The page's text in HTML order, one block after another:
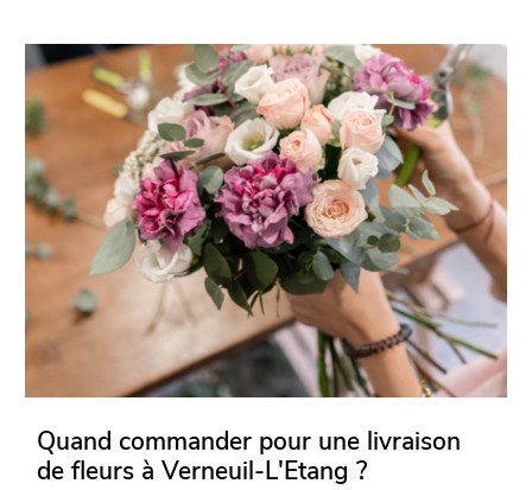
Quand commander pour une livraison
de fleurs à Verneuil-L'Etang ?